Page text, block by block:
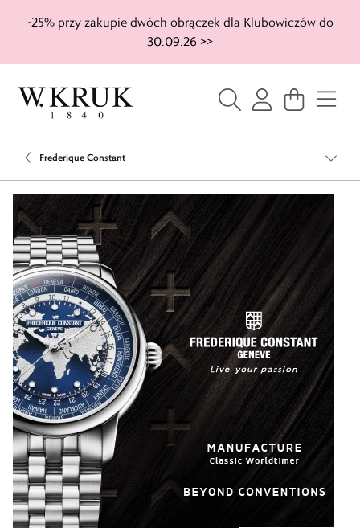
-25% przy zakupie dwóch obrączek dla Klubowiczów do
30.09.26 >>
Frederique Constant